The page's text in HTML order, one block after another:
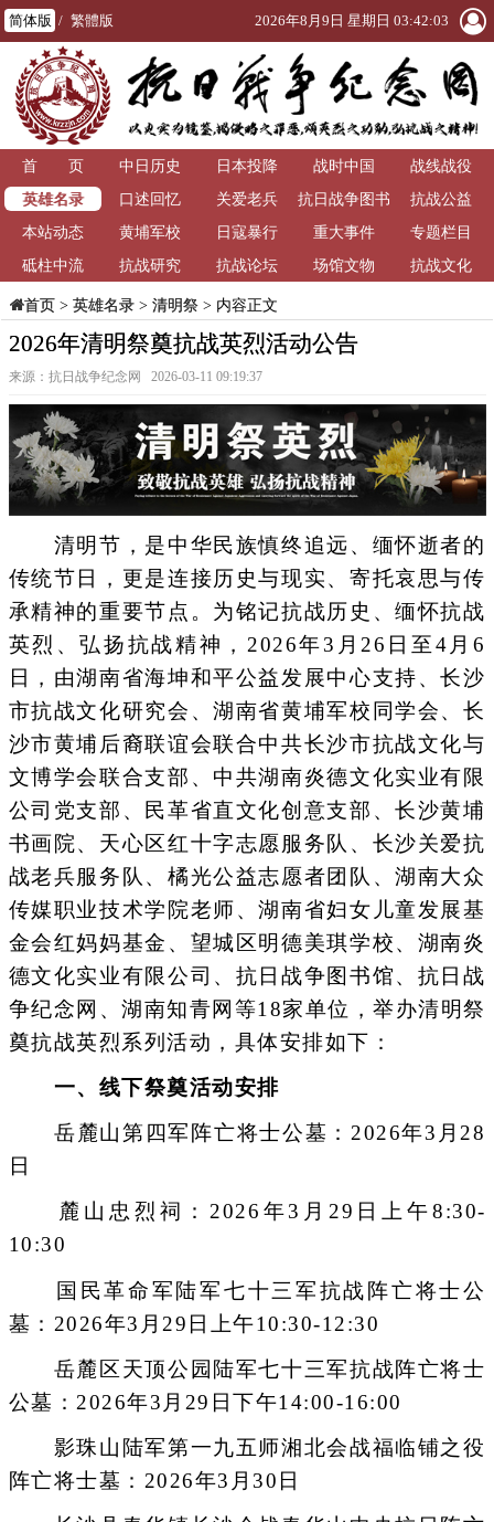
简体版 / 繁體版 2026年8月9日 星期日 03:42:03
首 页 中日历史 日本投降 战时中国
战线战役
英雄名录
口述回忆 关爱老兵
抗日战争图书
馆
抗战公益
本站动态
黄埔军校 日寇暴行 重大事件
专题栏目
砥柱中流
抗战研究 抗战论坛 场馆文物 抗战文化
首页> 英雄名录> 清明祭> 内容正文
2026年清明祭奠抗战英烈活动公告
来源：抗日战争纪念网 2026-03-11 09:19:37
清明节，是中华民族慎终追远、缅怀逝者的
传统节日，更是连接历史与现实、寄托哀思与传
承精神的重要节点。为铭记抗战历史、缅怀抗战
英烈、弘扬抗战精神，2026年3月26日至4月6
日，由湖南省海坤和平公益发展中心支持、长沙
市抗战文化研究会、湖南省黄埔军校同学会、长
沙市黄埔后裔联谊会联合中共长沙市抗战文化与
文博学会联合支部、中共湖南炎德文化实业有限
公司党支部、民革省直文化创意支部、长沙黄埔
书画院、天心区红十字志愿服务队、长沙关爱抗
战老兵服务队、橘光公益志愿者团队、湖南大众
传媒职业技术学院老师、湖南省妇女儿童发展基
金会红妈妈基金、望城区明德美琪学校、湖南炎
德文化实业有限公司、抗日战争图书馆、抗日战
争纪念网、湖南知青网等18家单位，举办清明祭
奠抗战英烈系列活动，具体安排如下：
一、线下祭奠活动安排
岳麓山第四军阵亡将士公墓：2026年3月28
日
麓山忠烈祠：2026年3月29日上午8:30-
10:30
国民革命军陆军七十三军抗战阵亡将士公
墓：2026年3月29日上午10:30-12:30
岳麓区天顶公园陆军七十三军抗战阵亡将士
公墓：2026年3月29日下午14:00-16:00
影珠山陆军第一九五师湘北会战福临铺之役
阵亡将士墓：2026年3月30日